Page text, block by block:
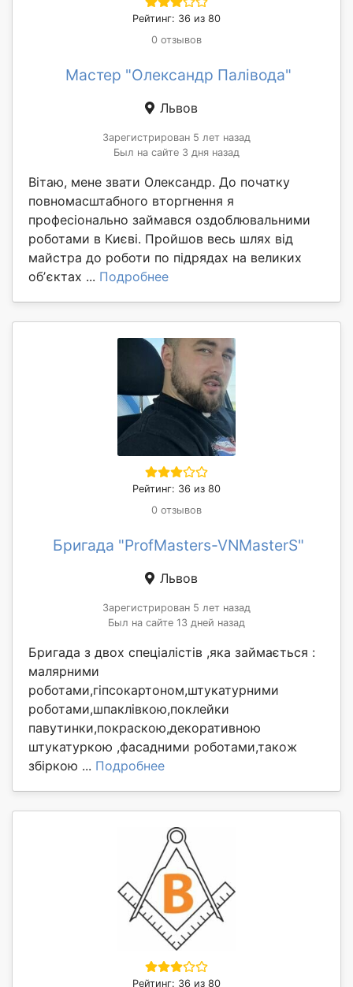
Рейтинг: 36 из 80
0 отзывов
Мастер "Олександр Палівода"
Львов
Зарегистрирован 5 лет назад
Был на сайте 3 дня назад
Вітаю, мене звати Олександр. До початку
повномасштабного вторгнення я
професіонально займався оздоблювальними
роботами в Києві. Пройшов весь шлях від
майстра до роботи по підрядах на великих
обʼєктах ... Подробнее
Рейтинг: 36 из 80
0 отзывов
Бригада "ProfMasters-VNMasterS"
Львов
Зарегистрирован 5 лет назад
Был на сайте 13 дней назад
Бригада з двох спеціалістів ,яка займається :
малярними
роботами,гіпсокартоном,штукатурними
роботами,шпаклівкою,поклейки
павутинки,покраскою,декоративною
штукатуркою ,фасадними роботами,також
збіркою ... Подробнее
Рейтинг: 36 из 80